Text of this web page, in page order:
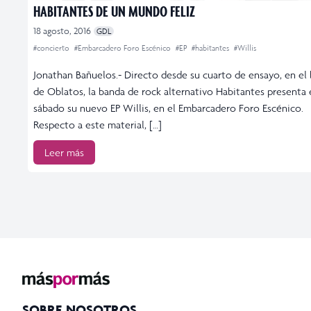
HABITANTES DE UN MUNDO FELIZ
18 agosto, 2016 GDL
#concierto #Embarcadero Foro Escénico #EP #habitantes #Willis
Jonathan Bañuelos.- Directo desde su cuarto de ensayo, en el
de Oblatos, la banda de rock alternativo Habitantes presenta
sábado su nuevo EP Willis, en el Embarcadero Foro Escénico.
Respecto a este material, […]
Leer más